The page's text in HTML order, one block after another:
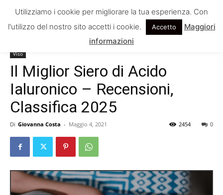
Viso
Il Miglior Siero di Acido
Ialuronico – Recensioni,
Classifica 2025
Di Giovanna Costa - Maggio 4, 2021 0
2454
Utilizziamo i cookie per migliorare la tua esperienza. Con
l'utilizzo del nostro sito accetti i cookie.
Accetto
Maggiori
informazioni